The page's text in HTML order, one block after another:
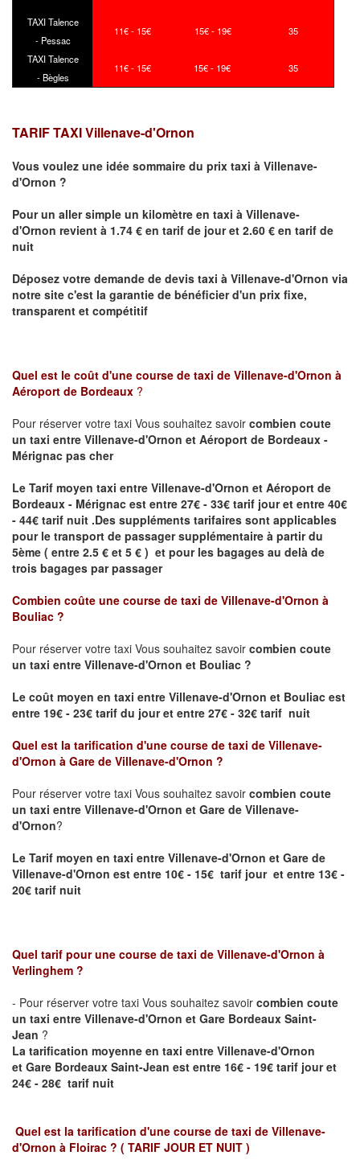
TAXI Talence
- Pessac
11€ - 15€ 15€ - 19€ 35
TAXI Talence
- Bègles
11€ - 15€ 15€ - 19€ 35
TARIF TAXI Villenave-d'Ornon
Vous voulez une idée sommaire du prix taxi à Villenave-
d'Ornon ?
Pour un aller simple un kilomètre en taxi à Villenave-
d'Ornon revient à 1.74 € en tarif de jour et 2.60 € en tarif de
nuit
Déposez votre demande de devis taxi à Villenave-d'Ornon via
notre site c'est la garantie de bénéficier d'un prix fixe,
transparent et compétitif
Quel est le coût d'une course de taxi de Villenave-d'Ornon à
Aéroport de Bordeaux ?
Pour réserver votre taxi Vous souhaitez savoir combien coute
un taxi entre Villenave-d'Ornon et Aéroport de Bordeaux -
Mérignac pas cher
Le Tarif moyen taxi entre Villenave-d'Ornon et Aéroport de
Bordeaux - Mérignac est entre 27€ - 33€ tarif jour et entre 40€
- 44€ tarif nuit .Des suppléments tarifaires sont applicables
pour le transport de passager supplémentaire à partir du
5ème ( entre 2.5 € et 5 € ) et pour les bagages au delà de
trois bagages par passager
Combien coûte une course de taxi de Villenave-d'Ornon à
Bouliac ?
Pour réserver votre taxi Vous souhaitez savoir combien coute
un taxi entre Villenave-d'Ornon et Bouliac ?
Le coût moyen en taxi entre Villenave-d'Ornon et Bouliac est
entre 19€ - 23€ tarif du jour et entre 27€ - 32€ tarif nuit
Quel est la tarification d'une course de taxi de Villenave-
d'Ornon à Gare de Villenave-d'Ornon ?
Pour réserver votre taxi Vous souhaitez savoir combien coute
un taxi entre Villenave-d'Ornon et Gare de Villenave-
d'Ornon?
Le Tarif moyen en taxi entre Villenave-d'Ornon et Gare de
Villenave-d'Ornon est entre 10€ - 15€ tarif jour et entre 13€ -
20€ tarif nuit
Quel tarif pour une course de taxi de Villenave-d'Ornon à
Verlinghem ?
- Pour réserver votre taxi Vous souhaitez savoir combien coute
un taxi entre Villenave-d'Ornon et Gare Bordeaux Saint-
Jean ?
La tarification moyenne en taxi entre Villenave-d'Ornon
et Gare Bordeaux Saint-Jean est entre 16€ - 19€ tarif jour et
24€ - 28€ tarif nuit
Quel est la tarification d'une course de taxi de Villenave-
d'Ornon à Floirac ? ( TARIF JOUR ET NUIT )